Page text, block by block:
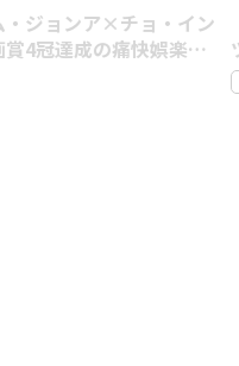
人に刺さる理由――ポンコ
最強の「部下力」